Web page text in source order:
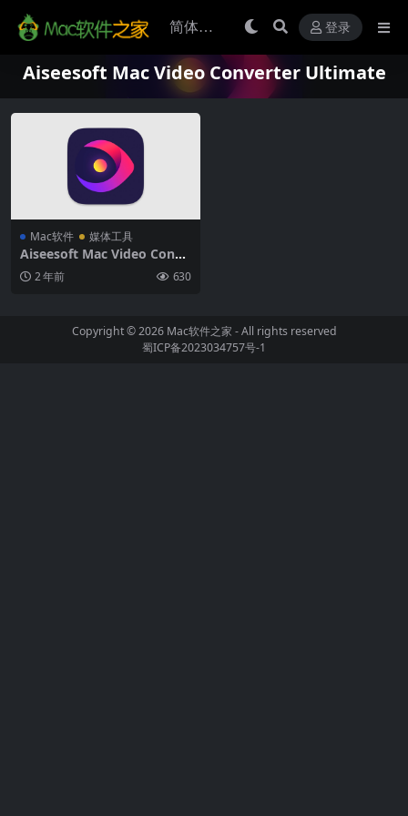
登录
Aiseesoft Mac Video Converter Ultimate
Mac软件 媒体工具
Aiseesoft Mac Video Conve
rter Ultimate 10.5.30 for M
ac破解版 (多功能视频转换软
2 年前 630
Copyright © 2026 Mac软件之家 - All rights reserved
蜀ICP备2023034757号-1